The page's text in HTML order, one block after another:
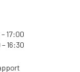
17:00
16:30